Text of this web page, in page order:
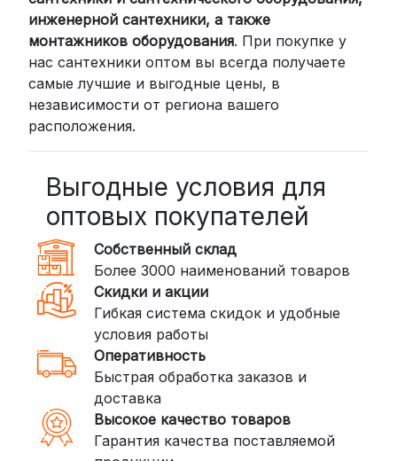
компаниями:
СДЭК: Выбирайте доставку до
пункта выдачи (от 2 дней) или
курьером до двери (от 3 дней).
Стоимость начинается от300
рублей
пунктов выдачи или курьером.
Сроки — от 2 дней, стоимость — от
350 рублей
DPD: Международная служба
доставки, которая работает и
внутри России. Сроки — от 2 дней,
стоимость — от 400 рублей
3. Доставка крупногабаритных грузов
(ПЭК, КИТ, Байкал Сервис)
Если ваш заказ включает большие или
тяжелые товары, мы рекомендуем
воспользоваться услугами компаний,
инженерной сантехники, а также
монтажников оборудования. При покупке у
нас сантехники оптом вы всегда получаете
самые лучшие и выгодные цены, в
независимости от региона вашего
расположения.
Выгодные условия для
оптовых покупателей
Собственный склад
Более 3000 наименований товаров
Скидки и акции
Гибкая система скидок и удобные
условия работы
Оперативность
Быстрая обработка заказов и
доставка
Высокое качество товаров
Гарантия качества поставляемой